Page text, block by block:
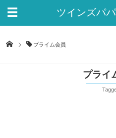
ツインズパ
プライム会員
プライ